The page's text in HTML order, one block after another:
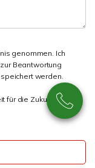
genommen. Ich
Beantwortung
werden.
die Zukunft per E-